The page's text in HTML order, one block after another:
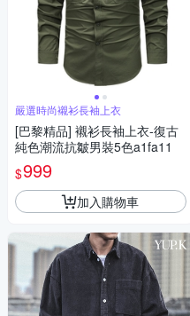
嚴選時尚襯衫長袖上衣
[巴黎精品] 襯衫長袖上衣-復古
純色潮流抗皺男裝5色a1fa11
$999
加入購物車